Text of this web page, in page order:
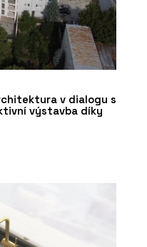
v dialogu s
výstavba díky